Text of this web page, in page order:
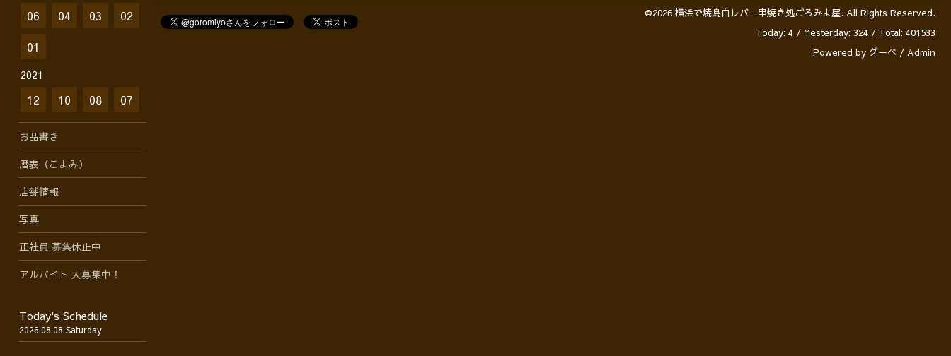
©2026 横浜で焼鳥白レバー串焼き処ごろみよ屋. All Rights Reserved.
Today: 4 / Yesterday: 324 / Total: 401533
Powered by グーペ / Admin
06
04 03
02
01
2021
12 10 08 07
お品書き
暦表（こよみ）
店舗情報
写真
正社員 募集休止中
アルバイト 大募集中！
Today's Schedule
2026.08.08 Saturday